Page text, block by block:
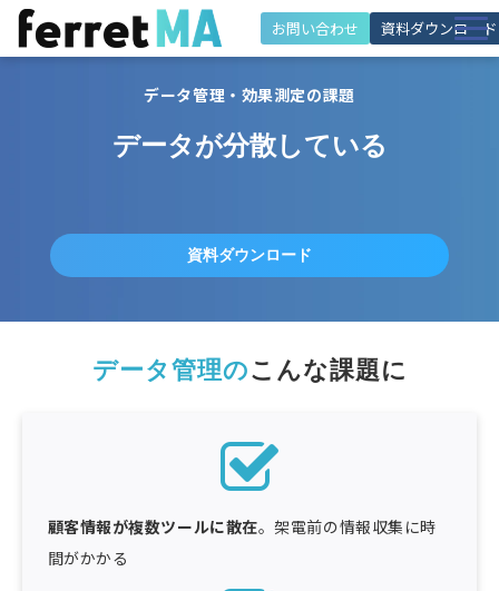
お問い合わせ 資料ダウンロード
導入事例
データ管理・効果測定の課題
データが分散している
資料ダウンロード
データ管理のこんな課題に
顧客情報が複数ツールに散在。架電前の情報収集に時
間がかかる